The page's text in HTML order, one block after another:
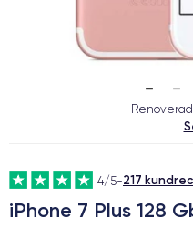
4/5-217
iPhone 7 Plus 128